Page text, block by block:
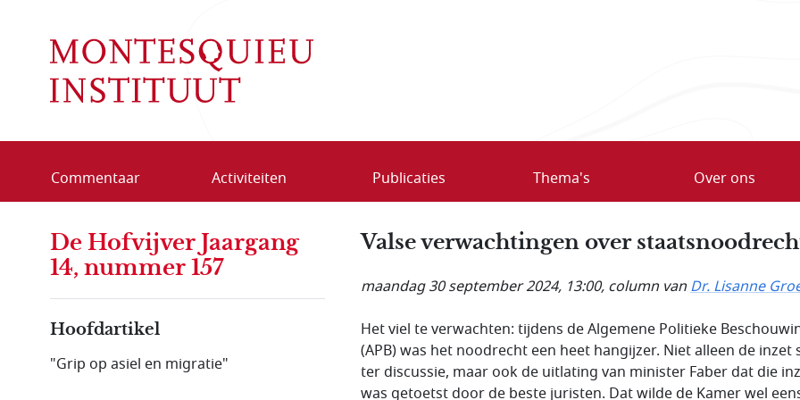
Commentaar Activiteiten Publicaties Thema's Over ons
Valse verwachtingen over
maandag 30 september 2024, 13:00, column vanDr. Lisanne
Het viel te verwachten: tijdens de Algemene Politieke
(APB) was het noodrecht een heet hangijzer. Niet alleen de inzet
ter discussie, maar ook de uitlating van minister Faber dat die
was getoetst door de beste juristen. Dat wilde de Kamer wel
De Hofvijver Jaargang
14, nummer 157
Hoofdartikel
"Grip op asiel en migratie"